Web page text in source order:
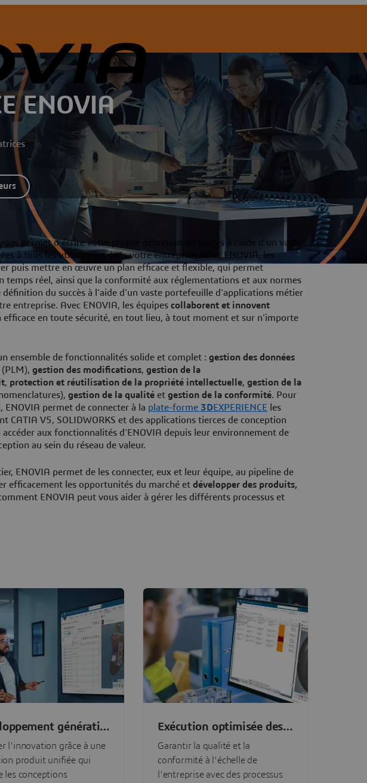
ENOVIA
permet d'écrire votre propre définition du succès à l'aide d'un vaste
à tous les utilisateurs dans votre entreprise. Avec ENOVIA, les
puis mettre en œuvre un plan efficace et flexible, qui permet
temps réel, ainsi que la conformité aux réglementations et aux normes
du succès à l'aide d'un vaste portefeuille d'applications métier
entreprise. Avec ENOVIA, les équipes collaborent et innovent
en toute sécurité, en tout lieu, à tout moment et sur n'importe
ensemble de fonctionnalités solide et complet : gestion des données
(PLM), gestion des modifications, gestion de la
, protection et réutilisation de la propriété intellectuelle, gestion de la
gestion de la qualité et gestion de la conformité. Pour
permet de connecter à la plate-forme 3DEXPERIENCE les
CATIA V5, SOLIDWORKS et des applications tierces de conception
aux fonctionnalités d'ENOVIA depuis leur environnement de
au sein du réseau de valeur.
ENOVIA permet de les connecter, eux et leur équipe, au pipeline de
efficacement les opportunités du marché et développer des produits,
ENOVIA peut vous aider à gérer les différents processus et
génératif
l'innovation grâce à une
produit unifiée qui
les conceptions
Exécution optimisée des
portefeuilles
Garantir la qualité et la
conformité à l'échelle de
l'entreprise avec des processus